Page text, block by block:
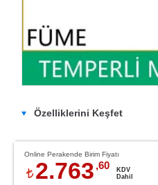
Özelliklerini Keşfet
Online Perakende Birim Fiyatı
2.763 ,60
KDV
Dahil